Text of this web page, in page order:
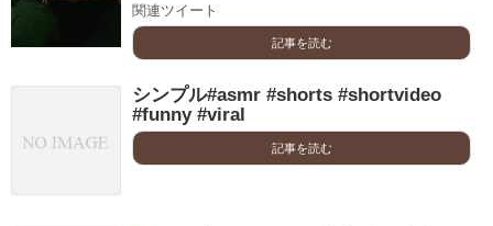
関連ツイート
記事を読む
シンプル#asmr #shorts #shortvideo
#funny #viral
記事を読む